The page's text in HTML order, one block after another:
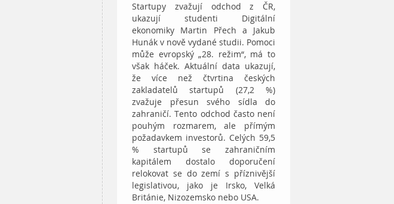
Startupy zvažují odchod z ČR,
ukazují studenti Digitální
ekonomiky Martin Přech a Jakub
Hunák v nově vydané studii. Pomoci
může evropský „28. režim“, má to
však háček. Aktuální data ukazují,
že více než čtvrtina českých
zakladatelů startupů (27,2 %)
zvažuje přesun svého sídla do
zahraničí. Tento odchod často není
pouhým rozmarem, ale přímým
požadavkem investorů. Celých 59,5
% startupů se zahraničním
kapitálem dostalo doporučení
relokovat se do zemí s příznivější
legislativou, jako je Irsko, Velká
Británie, Nizozemsko nebo USA.